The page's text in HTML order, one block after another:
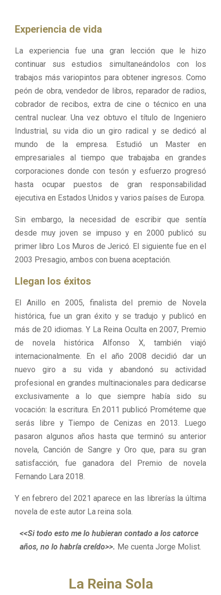
Experiencia de vida
La experiencia fue una gran lección que le hizo
continuar sus estudios simultaneándolos con los
trabajos más variopintos para obtener ingresos. Como
peón de obra, vendedor de libros, reparador de radios,
cobrador de recibos, extra de cine o técnico en una
central nuclear. Una vez obtuvo el título de Ingeniero
Industrial, su vida dio un giro radical y se dedicó al
mundo de la empresa. Estudió un Master en
empresariales al tiempo que trabajaba en grandes
corporaciones donde con tesón y esfuerzo progresó
hasta ocupar puestos de gran responsabilidad
ejecutiva en Estados Unidos y varios países de Europa.
Sin embargo, la necesidad de escribir que sentía
desde muy joven se impuso y en 2000 publicó su
primer libro Los Muros de Jericó. El siguiente fue en el
2003 Presagio, ambos con buena aceptación.
Llegan los éxitos
El Anillo en 2005, finalista del premio de Novela
histórica, fue un gran éxito y se tradujo y publicó en
más de 20 idiomas. Y La Reina Oculta en 2007, Premio
de novela histórica Alfonso X, también viajó
internacionalmente. En el año 2008 decidió dar un
nuevo giro a su vida y abandonó su actividad
profesional en grandes multinacionales para dedicarse
exclusivamente a lo que siempre había sido su
vocación: la escritura. En 2011 publicó Prométeme que
serás libre y Tiempo de Cenizas en 2013. Luego
pasaron algunos años hasta que terminó su anterior
novela, Canción de Sangre y Oro que, para su gran
satisfacción, fue ganadora del Premio de novela
Fernando Lara 2018.
Y en febrero del 2021 aparece en las librerías la última
novela de este autor La reina sola.
<<Si todo esto me lo hubieran contado a los catorce
años, no lo habría creído>>. Me cuenta Jorge Molist.
La Reina Sola